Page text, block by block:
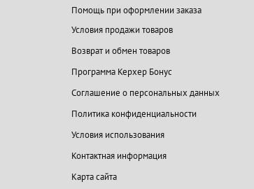
Помощь при оформлении заказа
Условия продажи товаров
Возврат и обмен товаров
Программа Керхер Бонус
Соглашение о персональных данных
Политика конфиденциальности
Условия использования
Контактная информация
Карта сайта